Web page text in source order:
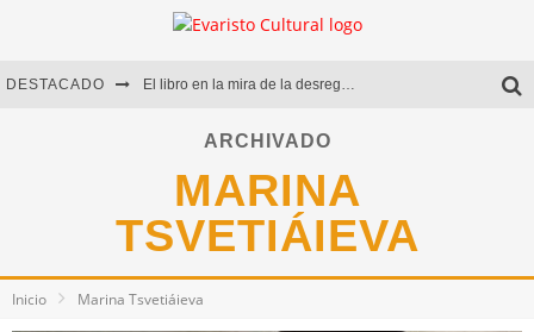
DESTACADO El libro en la mira de la desregulación
Marcelo Rubio | El llovedor
Diego Meret | Hotel Acapulco
Alejandra Correa | La nieve
ARCHIVADO
MARINA
TSVETIÁIEVA
Inicio Marina Tsvetiáieva